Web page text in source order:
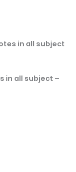
in all subject
in all subject –